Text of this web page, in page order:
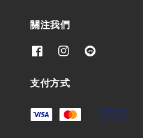
關注我們
支付方式